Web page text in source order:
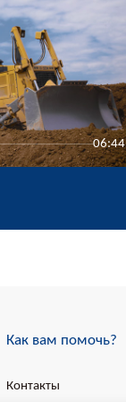
06:44
Как вам помочь?
Контакты